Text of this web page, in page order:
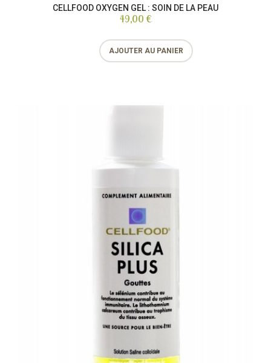
CELLFOOD OXYGEN GEL : SOIN DE LA PEAU
49,00 €
AJOUTER AU PANIER